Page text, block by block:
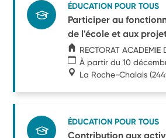
ÉDUCATION POUR TOUS
Participer au
de l'école et aux
RECTORAT ACADEMIE
À partir du 10
La Roche-Chalais
ÉDUCATION POUR TOUS
Contribution aux